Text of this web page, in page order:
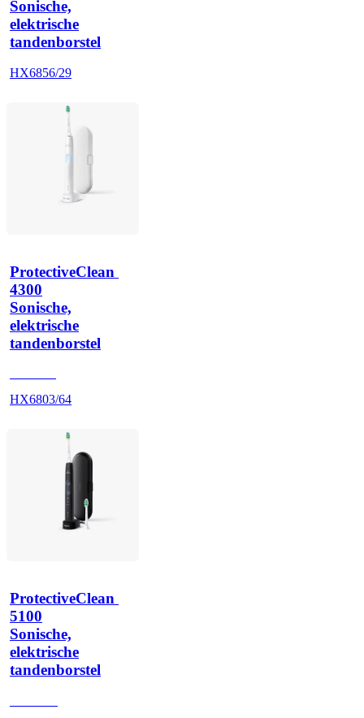
Sonische,
elektrische
tandenborstel
HX6856/29
ProtectiveClean
4300
Sonische,
elektrische
tandenborstel
HX6803/64
ProtectiveClean
5100
Sonische,
elektrische
tandenborstel